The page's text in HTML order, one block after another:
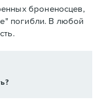
броненосцев,
погибли. В любой